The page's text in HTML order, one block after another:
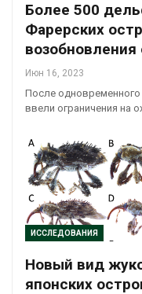
Более 500
Фарерских
Июн 16, 2023
После
ввели ограничения на
ИССЛЕДОВАНИЯ
Новый вид
японских